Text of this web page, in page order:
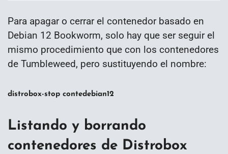
Para apagar o cerrar el contenedor basado en
Debian 12 Bookworm, solo hay que ser seguir el
mismo procedimiento que con los contenedores
de Tumbleweed, pero sustituyendo el nombre:
distrobox-stop contedebian12
Listando y borrando
contenedores de Distrobox